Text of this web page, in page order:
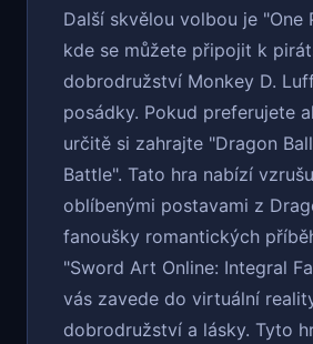
Další skvělou volbou je "One
kde se můžete připojit k
dobrodružství Monkey D.
posádky. Pokud preferujete
určitě si zahrajte "Dragon
Battle". Tato hra nabízí
oblíbenými postavami z
fanoušky romantických
"Sword Art Online: Integral
vás zavede do virtuální
dobrodružství a lásky. Tyto